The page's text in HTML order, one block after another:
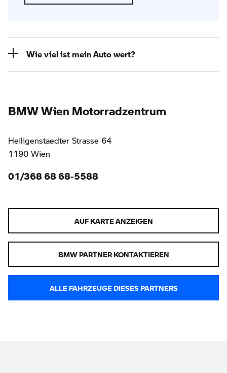
Wie viel ist mein Auto wert?
BMW Wien Motorradzentrum
Heiligenstaedter Strasse 64
1190 Wien
01/368 68 68-5588
AUF KARTE ANZEIGEN
BMW PARTNER KONTAKTIEREN
ALLE FAHRZEUGE DIESES PARTNERS